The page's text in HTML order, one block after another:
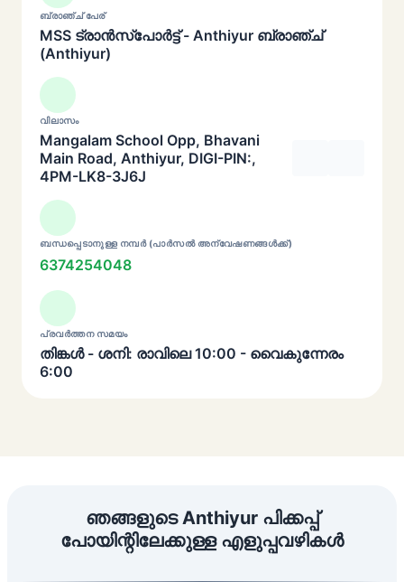
ബ്രാഞ്ച് പേര്
MSS ട്രാൻസ്പോർട്ട് - Anthiyur ബ്രാഞ്ച്
(Anthiyur)
വിലാസം
Mangalam School Opp, Bhavani
Main Road, Anthiyur, DIGI-PIN:,
4PM-LK8-3J6J
ബന്ധപ്പെടാനുള്ള നമ്പർ (പാർസൽ അന്വേഷണങ്ങൾക്ക്)
6374254048
പ്രവർത്തന സമയം
തിങ്കൾ - ശനി: രാവിലെ 10:00 - വൈകുന്നേരം
6:00
ഞങ്ങളുടെ Anthiyur പിക്കപ്പ്
പോയിന്റിലേക്കുള്ള എളുപ്പവഴികൾ